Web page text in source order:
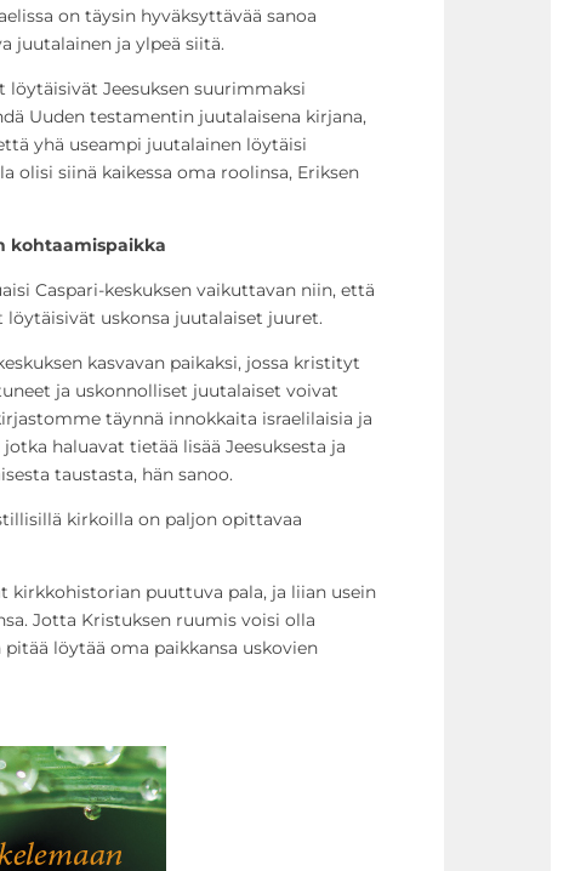
on täysin hyväksyttävää sanoa
juutalainen ja ylpeä siitä.
löytäisivät Jeesuksen suurimmaksi
Uuden testamentin juutalaisena kirjana,
yhä useampi juutalainen löytäisi
olisi siinä kaikessa oma roolinsa, Eriksen
kohtaamispaikka
Caspari-keskuksen vaikuttavan niin, että
uskonsa juutalaiset juuret.
kasvavan paikaksi, jossa kristityt
ja uskonnolliset juutalaiset voivat
täynnä innokkaita israelilaisia ja
haluavat tietää lisää Jeesuksesta ja
taustasta, hän sanoo.
kirkoilla on paljon opittavaa
kirkkohistorian puuttuva pala, ja liian usein
Jotta Kristuksen ruumis voisi olla
löytää oma paikkansa uskovien